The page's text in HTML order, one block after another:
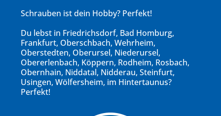
Schrauben ist dein Hobby? Perfekt!
Du lebst in Friedrichsdorf, Bad Homburg,
Frankfurt, Oberschbach, Wehrheim,
Oberstedten, Oberursel, Niederursel,
Obererlenbach, Köppern, Rodheim, Rosbach,
Obernhain, Niddatal, Nidderau, Steinfurt,
Usingen, Wölfersheim, im Hintertaunus?
Perfekt!